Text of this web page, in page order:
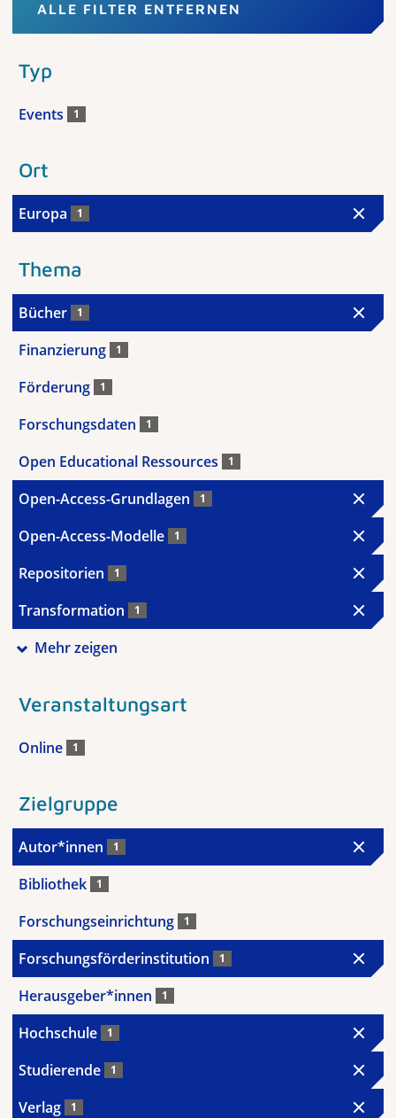
ALLE FILTER ENTFERNEN
Typ
Events 1
Ort
Europa 1
Thema
Bücher 1
Finanzierung 1
Förderung 1
Forschungsdaten 1
Open Educational Ressources 1
Open-Access-Grundlagen 1
Open-Access-Modelle 1
Repositorien 1
Transformation 1
Mehr zeigen
Veranstaltungsart
Online 1
Zielgruppe
Autor*innen 1
Bibliothek 1
Forschungseinrichtung 1
Forschungsförderinstitution 1
Herausgeber*innen 1
Hochschule 1
Studierende 1
Verlag 1